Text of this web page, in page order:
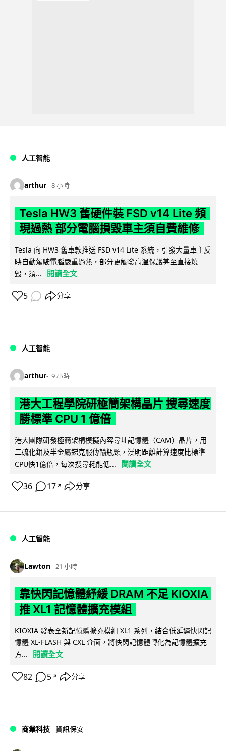
人工智能
arthur 8 小時
Tesla HW3 舊硬件裝 FSD v14 Lite 頻
現過熱 部分電腦損毀車主須自費維修
Tesla 向 HW3 舊車款推送 FSD v14 Lite 系統，引發大量車主反
映自動駕駛電腦嚴重過熱，部分更觸發高溫保護甚至直接燒
毀，須...
閱讀全文
5 分享
人工智能
arthur 9 小時
港大工程學院研極簡架構晶片 搜尋速度
勝標準 CPU 1 億倍
港大團隊研發極簡架構模擬內容尋址記憶體（CAM）晶片，用
二硫化鉬及半金屬銻克服傳輸瓶頸，漢明距離計算速度比標準
CPU快1億倍，每次搜尋耗能低...
閱讀全文
36 17 ↗ 分享
人工智能
Lawton 21 小時
靠快閃記憶體紓緩 DRAM 不足 KIOXIA
推 XL1 記憶體擴充模組
KIOXIA 發表全新記憶體擴充模組 XL1 系列，結合低延遲快閃記
憶體 XL-FLASH 與 CXL 介面，將快閃記憶體轉化為記憶體擴充
方...
閱讀全文
82 5 ↗ 分享
商業科技 資訊保安